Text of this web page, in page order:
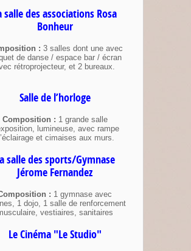
salle des associations Rosa
Bonheur
: 3 salles dont une avec
de danse / espace bar / écran
rétroprojecteur, et 2 bureaux.
Salle de l’horloge
Composition : 1 grande salle
lumineuse, avec rampe
et cimaises aux murs.
salle des sports/Gymnase
Jérome Fernandez
: 1 gymnase avec
1 dojo, 1 salle de renforcement
vestiaires, sanitaires
Le Cinéma "Le Studio"